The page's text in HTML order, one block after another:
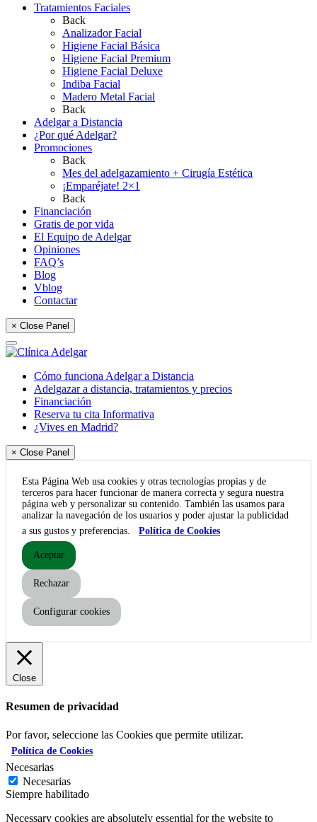
Tratamientos Faciales
Back
Analizador Facial
Higiene Facial Básica
Higiene Facial Premium
Higiene Facial Deluxe
Indiba Facial
Madero Metal Facial
Back
Adelgar a Distancia
¿Por qué Adelgar?
Promociones
Back
Mes del adelgazamiento + Cirugía Estética
¡Emparéjate! 2×1
Back
Financiación
Gratis de por vida
El Equipo de Adelgar
Opiniones
FAQ’s
Blog
Vblog
Contactar
× Close Panel
Cómo funciona Adelgar a Distancia
Adelgazar a distancia, tratamientos y precios
Financiación
Reserva tu cita Informativa
¿Vives en Madrid?
× Close Panel
Esta Página Web usa cookies y otras tecnologías propias y de
terceros para hacer funcionar de manera correcta y segura nuestra
página web y personalizar su contenido. También las usamos para
analizar la navegación de los usuarios y poder ajustar la publicidad
a sus gustos y preferencias.
Política de Cookies
Aceptar
Rechazar
Configurar cookies
Close
Resumen de privacidad
Por favor, seleccione las Cookies que permite utilizar.
Política de Cookies
Necesarias
Necesarias
Siempre habilitado
Necessary cookies are absolutely essential for the website to